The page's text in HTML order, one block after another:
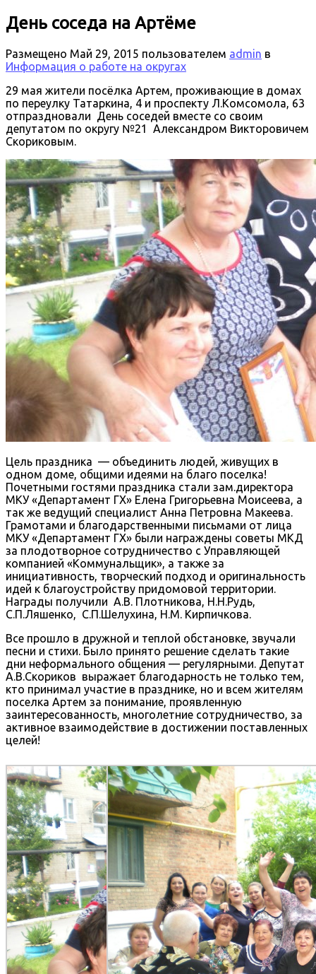
День соседа на Артёме
Размещено Май 29, 2015 пользователем admin в
Информация о работе на округах
29 мая жители посёлка Артем, проживающие в домах
по переулку Татаркина, 4 и проспекту Л.Комсомола, 63
отпраздновали День соседей вместе со своим
депутатом по округу №21 Александром Викторовичем
Скориковым.
Цель праздника — объединить людей, живущих в
одном доме, общими идеями на благо поселка!
Почетными гостями праздника стали зам.директора
МКУ «Департамент ГХ» Елена Григорьевна Моисеева, а
так же ведущий специалист Анна Петровна Макеева.
Грамотами и благодарственными письмами от лица
МКУ «Департамент ГХ» были награждены советы МКД
за плодотворное сотрудничество с Управляющей
компанией «Коммунальщик», а также за
инициативность, творческий подход и оригинальность
идей к благоустройству придомовой территории.
Награды получили А.В. Плотникова, Н.Н.Рудь,
С.П.Ляшенко, С.П.Шелухина, Н.М. Кирпичкова.
Все прошло в дружной и теплой обстановке, звучали
песни и стихи. Было принято решение сделать такие
дни неформального общения — регулярными. Депутат
А.В.Скориков выражает благодарность не только тем,
кто принимал участие в празднике, но и всем жителям
поселка Артем за понимание, проявленную
заинтересованность, многолетние сотрудничество, за
активное взаимодействие в достижении поставленных
целей!